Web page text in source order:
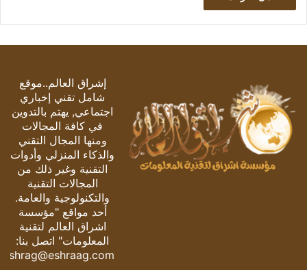
إشراق العالم..موقع
شامل تقني إخباري
اجتماعي, يهتم بالتدوين
في كافة المجالات
ومنها المجال التقني
والذكاء المنزلي وأدوات
التقنية وغير ذلك من
المجالات التقنية
والتكنولوجية والعامة.
أحد مواقع "مؤسسة
اشراق العالم لتقنية
المعلومات" اتصل بنا:
eshrag@eshraag.com